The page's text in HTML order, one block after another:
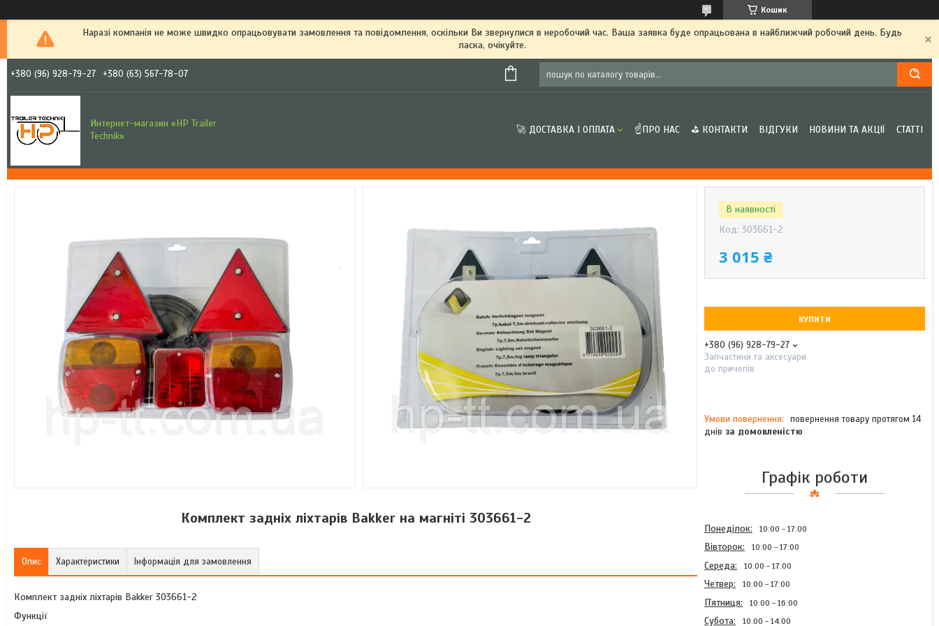
Кошик
Наразі компанія не може швидко опрацьовувати замовлення та повідомлення, оскільки Ви звернулися в неробочий час. Ваша заявка буде опрацьована в найближчий робочий день. Будь
ласка, очікуйте.
+380 (96) 928-79-27 +380 (63) 567-78-07
Интернет-магазин «HP Trailer
Technik»
🚀 ДОСТАВКА І ОПЛАТА ☝ПРО НАС ⛳ КОНТАКТИ ВІДГУКИ НОВИНИ ТА АКЦІЇ СТАТТІ
Комплект задніх ліхтарів Bakker на магніті 303661-2
Опис Характеристики Інформація для замовлення
Комплект задніх ліхтарів Bakker 303661-2
Функції
В наявності
Код: 303661-2
3 015 ₴
КУПИТИ
+380 (96) 928-79-27
Запчастини та аксесуари
до причепів
повернення товару протягом 14
днів за домовленістю
Графік роботи
Понеділок 10:00 17:00
Вівторок 10:00 17:00
Середа 10:00 17:00
Четвер 10:00 17:00
Пʼятниця 10:00 16:00
Субота 10:00 14:00